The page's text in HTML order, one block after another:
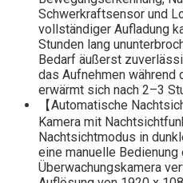
Schwerkraftsensor und
vollständiger Aufladung
Stunden lang
Bedarf äußerst
das Aufnehmen während
erwärmt sich nach 2–3
【Automatische
Kamera mit
Nachtsichtmodus in
eine manuelle
Überwachungskamera